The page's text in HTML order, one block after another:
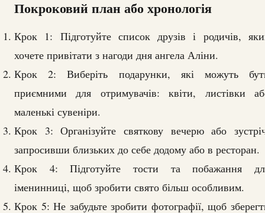
Покроковий план або хронологія
Крок 1: Підготуйте список друзів і родичів,
хочете привітати з нагоди дня ангела Аліни.
Крок 2: Виберіть подарунки, які можуть
приємними для отримувачів: квіти, листівки
маленькі сувеніри.
Крок 3: Організуйте святкову вечерю або
запросивши близьких до себе додому або в ресторан.
Крок 4: Підготуйте тости та побажання
іменинниці, щоб зробити свято більш особливим.
Крок 5: Не забудьте зробити фотографії, щоб